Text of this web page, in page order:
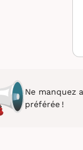
Ne manquez
préférée !